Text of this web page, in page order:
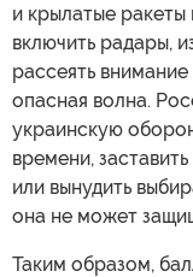
и крылатые ракеты
включить радары,
рассеять
опасная волна.
украинскую
времени,
или вынудить
она не может
Таким образом,